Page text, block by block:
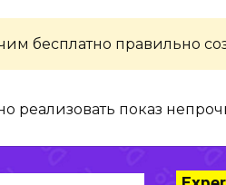
бесплатно правильно
реализовать показ